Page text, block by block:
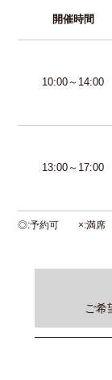
開催時間
10:00～14:00
13:00～17:00
◎ 予約可 × 満席
ご希